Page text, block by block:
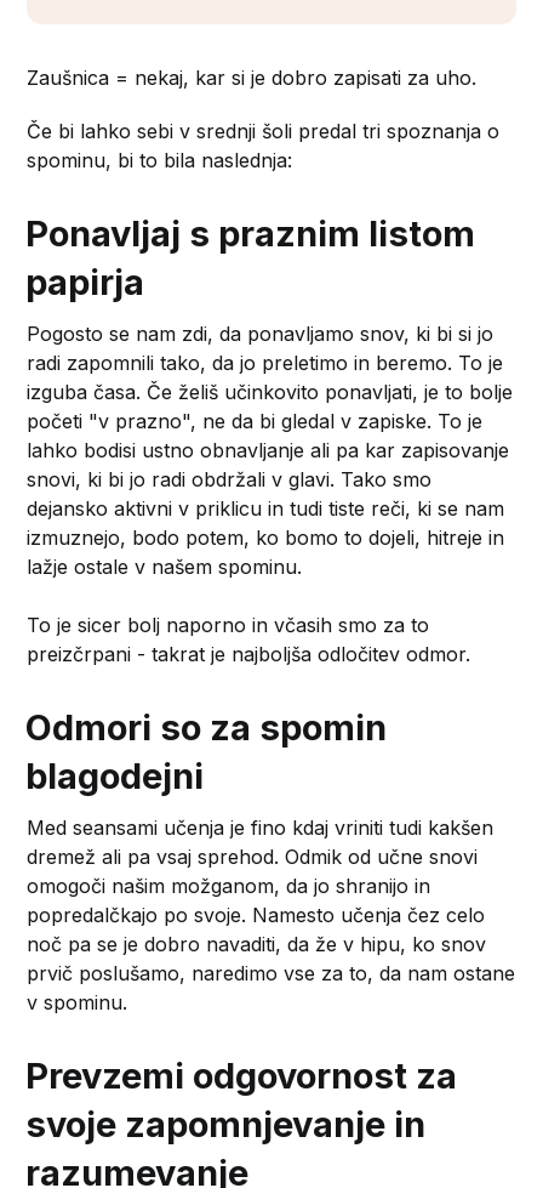
Zaušnica = nekaj, kar si je dobro zapisati za uho.
Če bi lahko sebi v srednji šoli predal tri spoznanja o
spominu, bi to bila naslednja:
Ponavljaj s praznim listom
papirja
Pogosto se nam zdi, da ponavljamo snov, ki bi si jo
radi zapomnili tako, da jo preletimo in beremo. To je
izguba časa. Če želiš učinkovito ponavljati, je to bolje
početi "v prazno", ne da bi gledal v zapiske. To je
lahko bodisi ustno obnavljanje ali pa kar zapisovanje
snovi, ki bi jo radi obdržali v glavi. Tako smo
dejansko aktivni v priklicu in tudi tiste reči, ki se nam
izmuznejo, bodo potem, ko bomo to dojeli, hitreje in
lažje ostale v našem spominu.
To je sicer bolj naporno in včasih smo za to
preizčrpani - takrat je najboljša odločitev odmor.
Odmori so za spomin
blagodejni
Med seansami učenja je fino kdaj vriniti tudi kakšen
dremež ali pa vsaj sprehod. Odmik od učne snovi
omogoči našim možganom, da jo shranijo in
popredalčkajo po svoje. Namesto učenja čez celo
noč pa se je dobro navaditi, da že v hipu, ko snov
prvič poslušamo, naredimo vse za to, da nam ostane
v spominu.
Prevzemi odgovornost za
svoje zapomnjevanje in
razumevanje